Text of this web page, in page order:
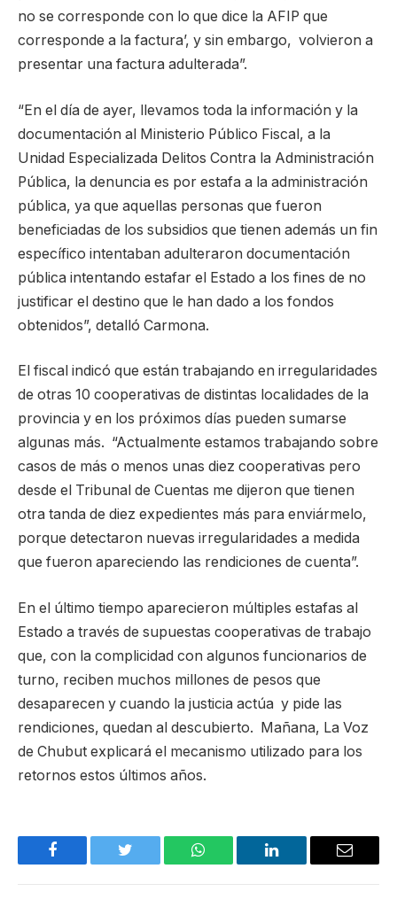
no se corresponde con lo que dice la AFIP que
corresponde a la factura’, y sin embargo, volvieron a
presentar una factura adulterada”.
“En el día de ayer, llevamos toda la información y la
documentación al Ministerio Público Fiscal, a la
Unidad Especializada Delitos Contra la Administración
Pública, la denuncia es por estafa a la administración
pública, ya que aquellas personas que fueron
beneficiadas de los subsidios que tienen además un fin
específico intentaban adulteraron documentación
pública intentando estafar el Estado a los fines de no
justificar el destino que le han dado a los fondos
obtenidos”, detalló Carmona.
El fiscal indicó que están trabajando en irregularidades
de otras 10 cooperativas de distintas localidades de la
provincia y en los próximos días pueden sumarse
algunas más. “Actualmente estamos trabajando sobre
casos de más o menos unas diez cooperativas pero
desde el Tribunal de Cuentas me dijeron que tienen
otra tanda de diez expedientes más para enviármelo,
porque detectaron nuevas irregularidades a medida
que fueron apareciendo las rendiciones de cuenta”.
En el último tiempo aparecieron múltiples estafas al
Estado a través de supuestas cooperativas de trabajo
que, con la complicidad con algunos funcionarios de
turno, reciben muchos millones de pesos que
desaparecen y cuando la justicia actúa y pide las
rendiciones, quedan al descubierto. Mañana, La Voz
de Chubut explicará el mecanismo utilizado para los
retornos estos últimos años.
Facebook Twitter WhatsApp LinkedIn Email